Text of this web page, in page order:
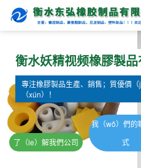
衡水妖精视频橡膠製品
專注橡膠製品生產、銷售；質優價
（xún）！
了（le）解我們公司
我（wǒ）們的
式